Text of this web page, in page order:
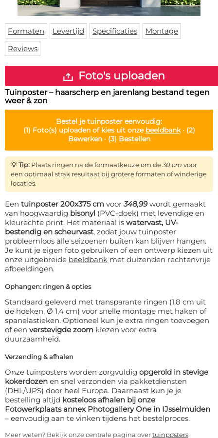
Deurmat
Vloermat
Skateboard deck
Over ons
Levertijden
Inloggen
WhatsApp
Formaten Levertijd Specificaties
Montage
Reviews
Foto's uploaden
Tuinposter – haarscherp en jarenlang bestand tegen
weer & zon
Bestel jetuinposter eenvoudig:
(1) Foto(s) uploaden of kies uit onze beeldbank· (2)
Bewerken · (3) Bestellen
💡Tip: Plaats ringen na de formaatkeuze om de30 cm voor
een optimaal strak resultaat bij grotere formaten of winderige
locaties.
Een tuinposter 200x375 cm voor348,99wordt gemaakt
van hoogwaardig bisonyl (PVC-doek) met levendige en
kleurechte print. Het materiaal is watervast, UV-
bestendig en scheurvast, zodat jouw tuinposter
probleemloos alle seizoenen buiten kan blijven hangen.
Je kunt je eigen foto gebruiken of een ontwerp kiezen uit
onze uitgebreide beeldbank met duizenden rechtenvrije
afbeeldingen.
Ophangen: ringen & opties
Standaard geleverd met transparante ringen (1,8 cm uit
de hoeken, Ø 1,4 cm) voor snelle montage met haken of
spanelastieken. Optioneel kun je extra ringen toevoegen
of een verstevigde zoom kiezen voor extra
duurzaamheid.
Verzending & afhalen
Onze tuinposters worden zorgvuldig opgerold in stevige
kokerdozen en snel verzonden via pakketdiensten
(DHL/UPS) door heel Europa. Daarnaast kun je je
bestelling altijd kosteloos afhalen bij onze
Fotowerkplaats annex Photogallery One in IJsselmuiden
– eenvoudig aan te vinken tijdens het bestelproces.
Meer weten? Bekijk onze centrale pagina overtuinposters.